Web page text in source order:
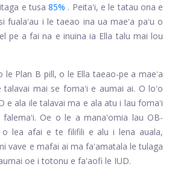
e tusa 85% . Peitaʻi, e le tatau ona e
fualaʻau i le taeao ina ua maeʻa paʻu o
pe a fai na e inuina ia Ella talu mai lou
le Plan B pill, o le Ella taeao-pe a maeʻa
talavai mai se fomaʻi e aumai ai. O loʻo
e ala ile talavai ma e ala atu i lau fomaʻi
Oe o le a manaʻomia lau OB-
o lea afai e te filifili e alu i lena auala,
vave e mafai ai ma faʻamatala le tulaga
oe i totonu e faʻaofi le IUD.